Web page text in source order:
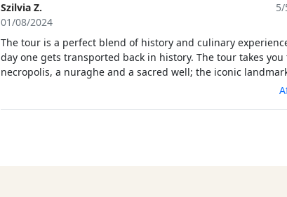
Szilvia Z.
01/08/2024
5/
The tour is a perfect blend of history and culinary
day one gets transported back in history. The tour takes you
necropolis, a nuraghe and a sacred well; the iconic
Sardinia. And this is topped by a lunch made of fresh farm
array food for lovers of meat as well as vegetarians. And not